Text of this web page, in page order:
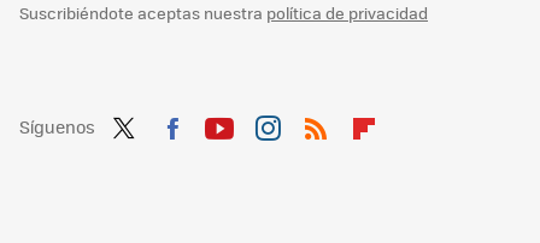
Suscribiéndote aceptas nuestra política de privacidad
Síguenos